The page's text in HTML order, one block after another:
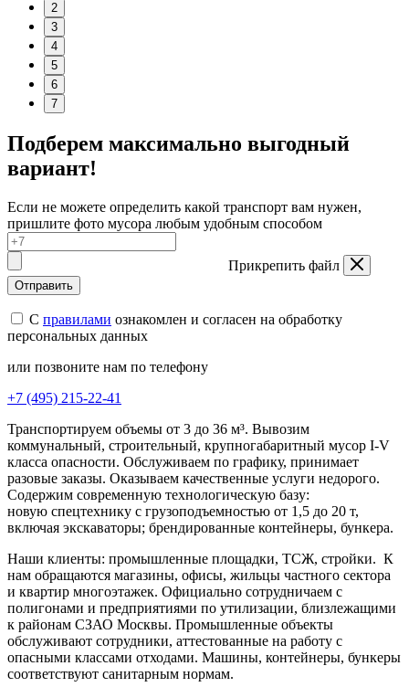
2
3
4
5
6
7
Подберем максимально выгодный
вариант!
Если не можете определить какой транспорт вам нужен,
пришлите фото мусора любым удобным способом
Прикрепить файл
Отправить
С правилами ознакомлен и согласен на обработку
персональных данных
или позвоните нам по телефону
+7 (495) 215-22-41
Транспортируем объемы от 3 до 36 м³. Вывозим
коммунальный, строительный, крупногабаритный мусор I-V
класса опасности. Обслуживаем по графику, принимает
разовые заказы. Оказываем качественные услуги недорого.
Содержим современную технологическую базу:
новую спецтехнику с грузоподъемностью от 1,5 до 20 т,
включая экскаваторы; брендированные контейнеры, бункера.
Наши клиенты: промышленные площадки, ТСЖ, стройки. К
нам обращаются магазины, офисы, жильцы частного сектора
и квартир многоэтажек. Официально сотрудничаем с
полигонами и предприятиями по утилизации, близлежащими
к районам СЗАО Москвы. Промышленные объекты
обслуживают сотрудники, аттестованные на работу с
опасными классами отходами. Машины, контейнеры, бункеры
соответствуют санитарным нормам.